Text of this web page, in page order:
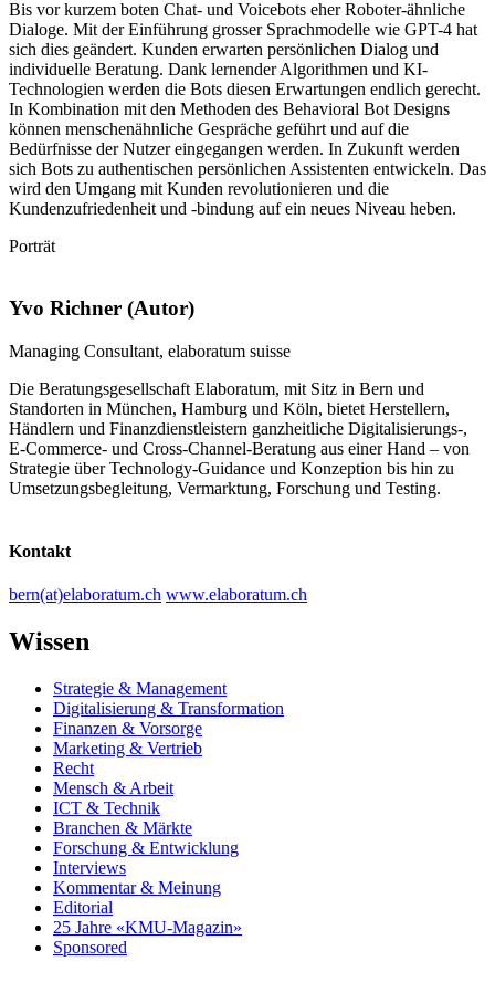
Bis vor kurzem boten Chat- und Voicebots eher Roboter-ähnliche
Dialoge. Mit der Einführung grosser Sprachmodelle wie GPT-4 hat
sich dies geändert. Kunden erwarten persönlichen Dialog und
individuelle Beratung. Dank lernender Algorithmen und KI-
Technologien werden die Bots diesen Erwartungen endlich gerecht.
In Kombination mit den Methoden des Behavioral Bot Designs
können menschenähnliche Gespräche geführt und auf die
Bedürfnisse der Nutzer eingegangen werden. In Zukunft werden
sich Bots zu authentischen persönlichen Assistenten entwickeln. Das
wird den Umgang mit Kunden revolutionieren und die
Kundenzufriedenheit und -bindung auf ein neues Niveau heben.
Porträt
Yvo Richner (Autor)
Managing Consultant, elaboratum suisse
Die Beratungsgesellschaft Elaboratum, mit Sitz in Bern und
Standorten in München, Hamburg und Köln, bietet Herstellern,
Händlern und Finanzdienstleistern ganzheitliche Digitalisierungs-,
E-Commerce- und Cross-Channel-Beratung aus einer Hand – von
Strategie über Technology-Guidance und Konzeption bis hin zu
Umsetzungsbegleitung, Vermarktung, Forschung und Testing.
Kontakt
bern(at)elaboratum.ch www.elaboratum.ch
Wissen
Strategie & Management
Digitalisierung & Transformation
Finanzen & Vorsorge
Marketing & Vertrieb
Recht
Mensch & Arbeit
ICT & Technik
Branchen & Märkte
Forschung & Entwicklung
Interviews
Kommentar & Meinung
Editorial
25 Jahre «KMU-Magazin»
Sponsored